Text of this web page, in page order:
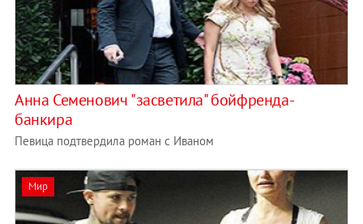
Анна Семенович "засветила" бойфренда-
банкира
Певица подтвердила роман с Иваном
Мир